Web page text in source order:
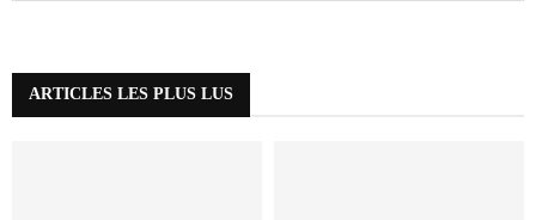
ARTICLES LES PLUS LUS